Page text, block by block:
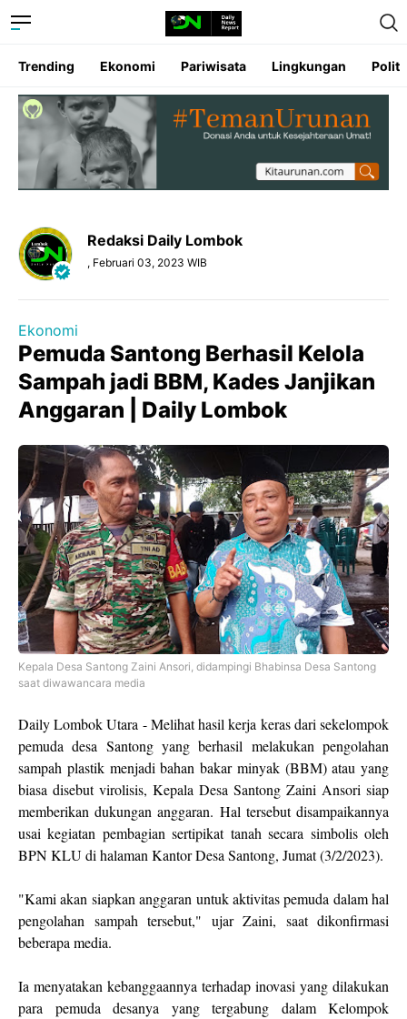
Trending Ekonomi Pariwisata Lingkungan
Redaksi Daily Lombok
, Februari 03, 2023 WIB
Ekonomi
Pemuda Santong Berhasil Kelola
Sampah jadi BBM, Kades Janjikan
Anggaran | Daily Lombok
Kepala Desa Santong Zaini Ansori, didampingi Bhabinsa Desa Santong
saat diwawancara media
Daily Lombok Utara - Melihat hasil kerja keras dari sekelompok
pemuda desa Santong yang berhasil melakukan pengolahan
sampah plastik menjadi bahan bakar minyak (BBM) atau yang
biasa disebut virolisis, Kepala Desa Santong Zaini Ansori siap
memberikan dukungan anggaran. Hal tersebut disampaikannya
usai kegiatan pembagian sertipikat tanah secara simbolis oleh
BPN KLU di halaman Kantor Desa Santong, Jumat (3/2/2023).
"Kami akan siapkan anggaran untuk aktivitas pemuda dalam hal
pengolahan sampah tersebut," ujar Zaini, saat dikonfirmasi
beberapa media.
Ia menyatakan kebanggaannya terhadap inovasi yang dilakukan
para pemuda desanya yang tergabung dalam Kelompok